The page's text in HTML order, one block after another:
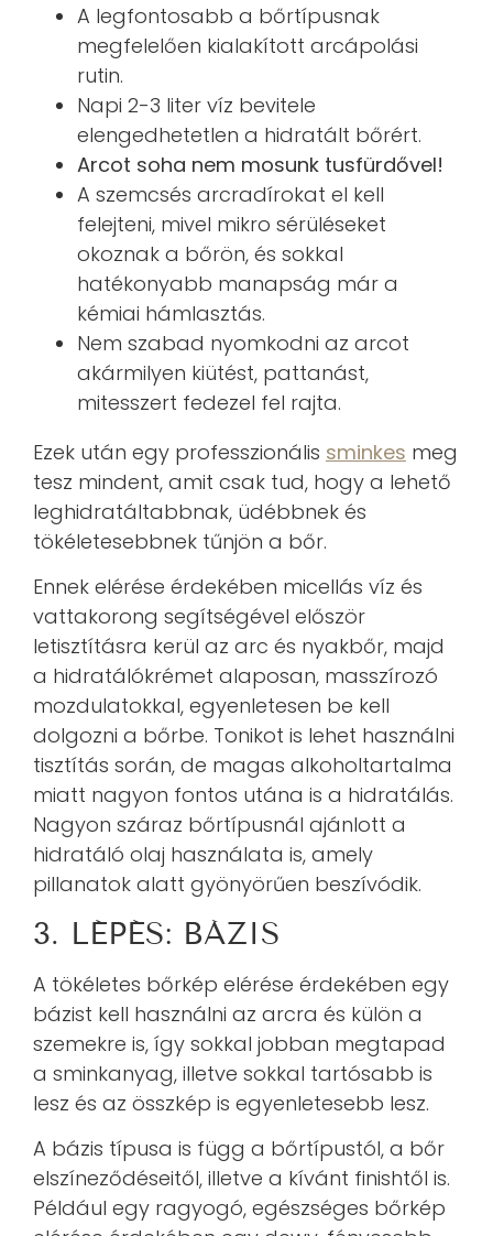
A legfontosabb a bőrtípusnak
megfelelően kialakított arcápolási
rutin.
Napi 2-3 liter víz bevitele
elengedhetetlen a hidratált bőrért.
Arcot soha nem mosunk tusfürdővel!
A szemcsés arcradírokat el kell
felejteni, mivel mikro sérüléseket
okoznak a bőrön, és sokkal
hatékonyabb manapság már a
kémiai hámlasztás.
Nem szabad nyomkodni az arcot
akármilyen kiütést, pattanást,
mitesszert fedezel fel rajta.
Ezek után egy professzionális sminkes meg
tesz mindent, amit csak tud, hogy a lehető
leghidratáltabbnak, üdébbnek és
tökéletesebbnek tűnjön a bőr.
Ennek elérése érdekében micellás víz és
vattakorong segítségével először
letisztításra kerül az arc és nyakbőr, majd
a hidratálókrémet alaposan, masszírozó
mozdulatokkal, egyenletesen be kell
dolgozni a bőrbe. Tonikot is lehet használni
tisztítás során, de magas alkoholtartalma
miatt nagyon fontos utána is a hidratálás.
Nagyon száraz bőrtípusnál ajánlott a
hidratáló olaj használata is, amely
pillanatok alatt gyönyörűen beszívódik.
3. LÉPÉS: BÁZIS
A tökéletes bőrkép elérése érdekében egy
bázist kell használni az arcra és külön a
szemekre is, így sokkal jobban megtapad
a sminkanyag, illetve sokkal tartósabb is
lesz és az összkép is egyenletesebb lesz.
A bázis típusa is függ a bőrtípustól, a bőr
elszíneződéseitől, illetve a kívánt finishtől is.
Például egy ragyogó, egészséges bőrkép